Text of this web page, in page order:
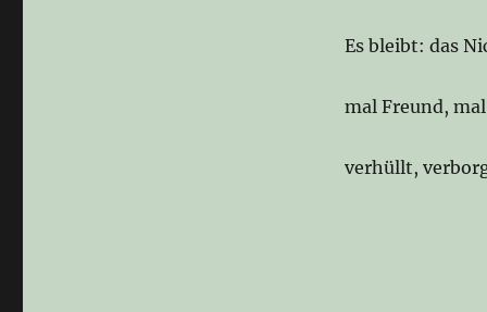
Es bleibt: das
mal Freund,
verhüllt,